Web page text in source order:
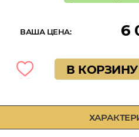
ВАША ЦЕНА: 6
В КОРЗИНУ